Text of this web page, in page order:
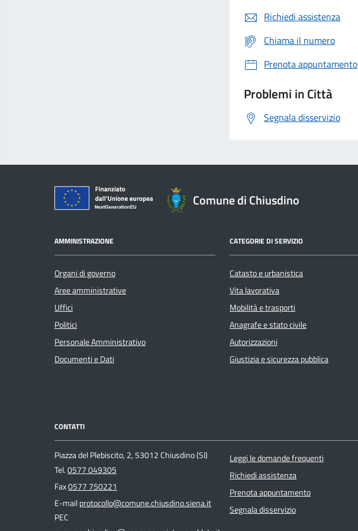
Richiedi assistenza
Chiama il numero
Prenota appuntamento
Problemi in Città
Segnala disservizio
Comune di Chiusdino
AMMINISTRAZIONE
Organi di governo
Aree amministrative
Uffici
Politici
Personale Amministrativo
Documenti e Dati
CATEGORIE DI SERVIZIO
Catasto e urbanistica
Vita lavorativa
Mobilità e trasporti
Anagrafe e stato civile
Autorizzazioni
Giustizia e sicurezza pubblica
CONTATTI
Piazza del Plebiscito, 2, 53012 Chiusdino (SI)
Tel.0577 049305
Fax0577 750221
E-mailprotocollo@comune.chiusdino.siena.it
PEC
Leggi le domande frequenti
Richiedi assistenza
Prenota appuntamento
Segnala disservizio